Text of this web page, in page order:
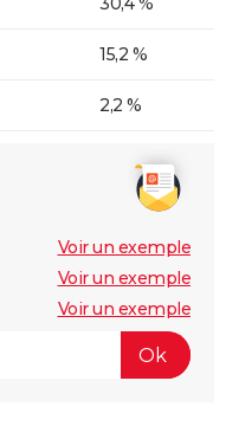
15,2 %
2,2 %
Voir un exemple
Voir un exemple
Voir un exemple